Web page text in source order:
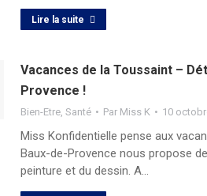
Lire la suite
Vacances de la Toussaint –
Provence !
Bien-Etre,Santé Par Miss K 10
Miss Konfidentielle pense aux
Baux-de-Provence nous propose
peinture et du dessin. A…